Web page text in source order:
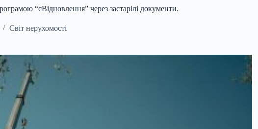
“єВідновлення” через застарілі документи.
Світ нерухомості